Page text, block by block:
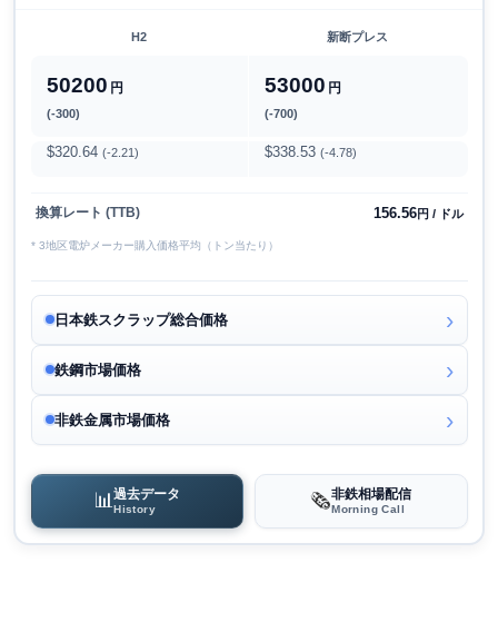
H2 新断プレス
50200 円
(-300)
53000 円
(-700)
$320.64 (-2.21) $338.53 (-4.78)
換算レート (TTB) 156.56円 / ドル
* 3地区電炉メーカー購入価格平均（トン当たり）
日本鉄スクラップ総合価格
鉄鋼市場価格
非鉄金属市場価格
📊過去データ
History 🗞️非鉄相場配信
Morning Call